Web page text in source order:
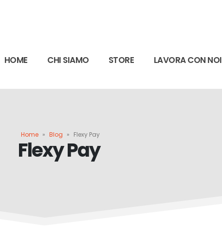
HOME CHI SIAMO STORE LAVORA CON NOI
Home » Blog » Flexy Pay
Flexy Pay